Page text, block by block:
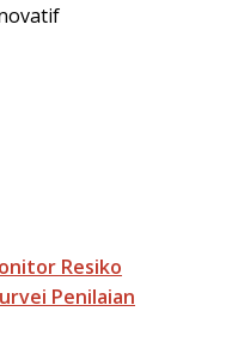
Resiko
Penilaian